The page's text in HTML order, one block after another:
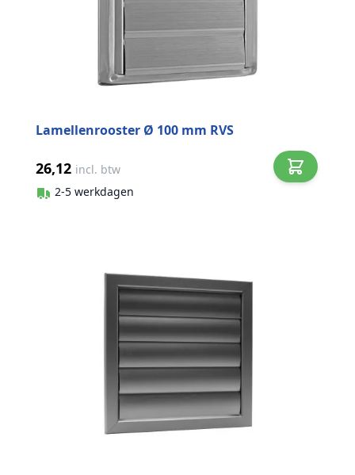
Lamellenrooster Ø 100 mm RVS
26,12 incl. btw
2-5 werkdagen